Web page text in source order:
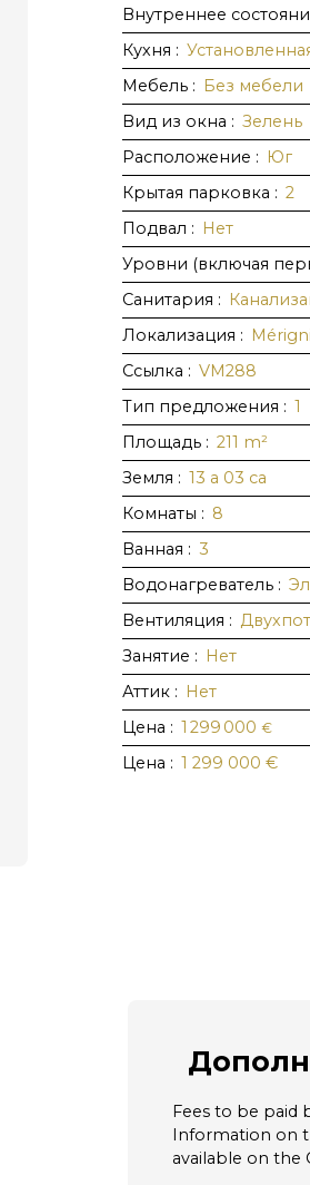
Внутреннее
Кухня :
Мебель : Без мебели
Вид из окна : Зелень
Расположение : Юг
Крытая парковка : 2
Подвал : Нет
Уровни (включая
Санитария :
Локализация :
Ссылка : VM288
Тип предложения : 1
Площадь : 211 m²
Земля : 13 a 03 ca
Комнаты : 8
Ванная : 3
Водонагреватель :
Вентиляция :
Занятие : Нет
Аттик : Нет
Цена : 1 299 000 €
Цена : 1 299 000 €
Fees to be paid
Information on
available on the